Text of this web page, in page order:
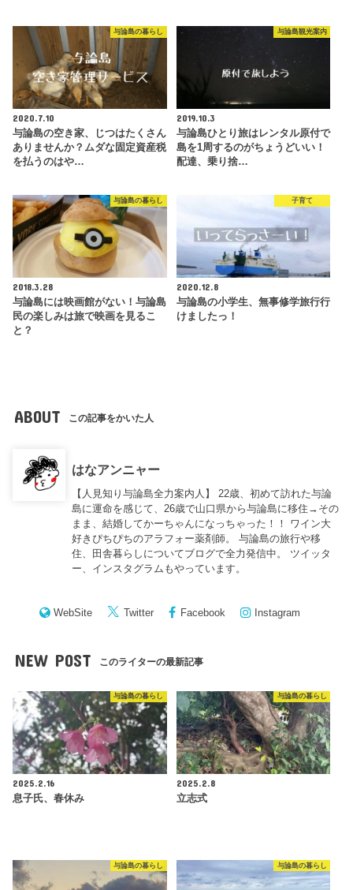
与論島の暮らし
2020.7.10
与論島の空き家、じつはたくさん
ありませんか？ムダな固定資産税
を払うのはや…
与論島観光案内
2019.10.3
与論島ひとり旅はレンタル原付で
島を1周するのがちょうどいい！
配達、乗り捨…
与論島の暮らし
2018.3.28
与論島には映画館がない！与論島
民の楽しみは旅で映画を見るこ
と？
子育て
2020.12.8
与論島の小学生、無事修学旅行行
けましたっ！
ABOUT この記事をかいた人
はなアンニャー
【人見知り与論島全力案内人】 22歳、初めて訪れた与論
島に運命を感じて、26歳で山口県から与論島に移住→その
まま、結婚してかーちゃんになっちゃった！！ ワイン大
好きぴちぴちのアラフォー薬剤師。 与論島の旅行や移
住、田舎暮らしについてブログで全力発信中。 ツイッタ
ー、インスタグラムもやっています。
WebSite Twitter Facebook Instagram
NEW POST このライターの最新記事
与論島の暮らし
2025.2.16
息子氏、春休み
与論島の暮らし
2025.2.8
立志式
与論島の暮らし 与論島の暮らし